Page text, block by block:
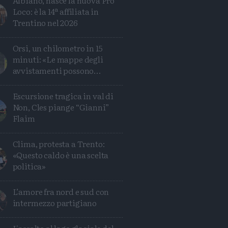
Loco: è la 14ª affiliata in
Trentino nel 2026
Orsi, un chilometro in 15
minuti: «Le mappe degli
avvistamenti possono
Escursione tragica in val di
Non, Cles piange “Gianni”
Flaim
Clima, protesta a Trento:
«Questo caldo è una scelta
politica»
L’amore fra nord e sud con
intermezzo partigiano